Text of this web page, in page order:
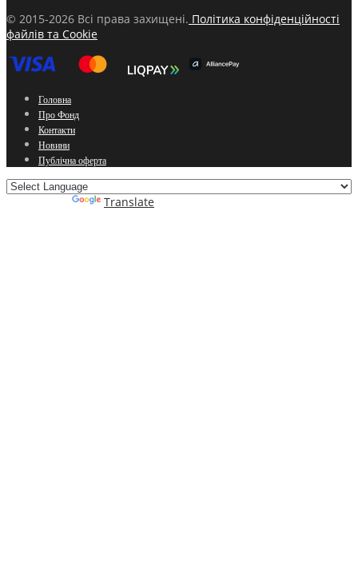
© 2015-2026 Всі права захищені. Політика конфіденційності
файлів та Cookie
Головна
Про Фонд
Контакти
Новини
Публічна оферта
Translate